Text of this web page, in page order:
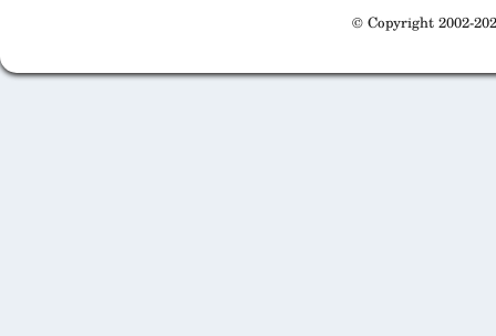
© Copyright 2002-